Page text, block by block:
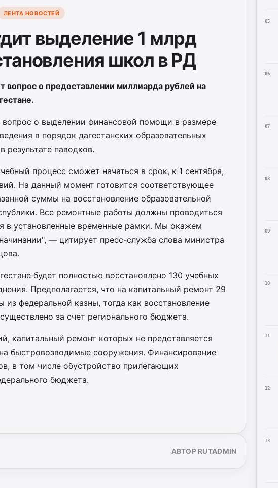
ЛЕНТА НОВОСТЕЙ
выделение 1 млрд
школ в РД
вопрос о предоставлении миллиарда рублей на
вопрос о выделении финансовой помощи в размере
в порядок дагестанских образовательных
паводков.
процесс сможет начаться в срок, к 1 сентября,
На данный момент готовится соответствующее
суммы на восстановление образовательной
Все ремонтные работы должны проводиться
в установленные временные рамки. Мы окажем
— цитирует пресс-служба слова министра
будет полностью восстановлено 130 учебных
Предполагается, что на капитальный ремонт 29
из федеральной казны, тогда как восстановление
за счет регионального бюджета.
капитальный ремонт которых не представляется
быстровозводимые сооружения. Финансирование
в том числе обустройство прилегающих
бюджета.
АВТОР RUTADMIN
05
06
07
08
09
10
11
12
13